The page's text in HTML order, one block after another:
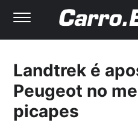
Landtrek é
Peugeot no
picapes